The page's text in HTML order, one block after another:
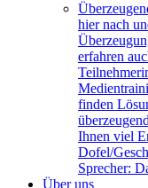
hier nach
erfahren
finden
Ihnen viel
Dofel/
Sprecher:
Über uns